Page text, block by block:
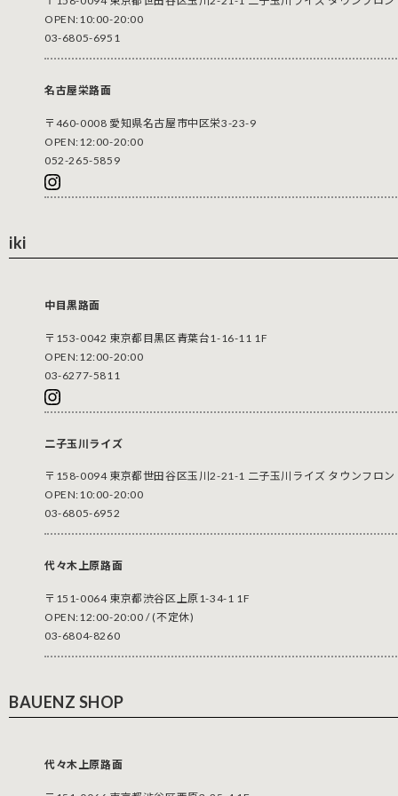
OPEN:10:00-20:00
03-6805-6951
名古屋栄路面
〒460-0008 愛知県名古屋市中区栄3-23-9
OPEN:12:00-20:00
052-265-5859
iki
中目黒路面
〒153-0042 東京都目黒区青葉台1-16-11 1F
OPEN:12:00-20:00
03-6277-5811
二子玉川ライズ
〒158-0094 東京都世田谷区玉川2-21-1 二子玉川ライズ タウンフロン
OPEN:10:00-20:00
03-6805-6952
代々木上原路面
〒151-0064 東京都渋谷区上原1-34-1 1F
OPEN:12:00-20:00 / (不定休)
03-6804-8260
BAUENZ SHOP
代々木上原路面